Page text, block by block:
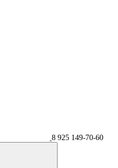
8 925 149-70-60